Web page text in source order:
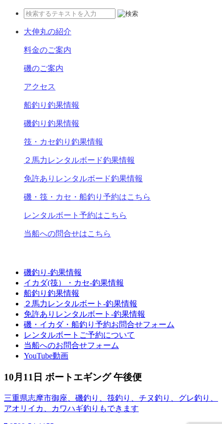
大伸丸の紹介
料金のご案内
磯のご案内
アクセス
船釣り釣果情報
磯釣り釣果情報
筏・カセ釣り釣果情報
２馬力レンタルボード釣果情報
免許ありレンタルボード釣果情報
磯・筏・カセ・船釣り予約はこちら
レンタルボート予約はこちら
当船への問合せはこちら
磯釣り-釣果情報
イカダ(筏）・カセ-釣果情報
船釣り釣果情報
２馬力レンタルボート-釣果情報
免許ありレンタルボート-釣果情報
磯・イカダ・船釣り予約お問合せフォーム
レンタルボートご予約について
当船へのお問合せフォーム
YouTube動画
10月11日 ボートエギング 午後便
三重県志摩市御座、磯釣り、筏釣り、チヌ釣り、グレ釣り、
アオリイカ、カワハギ釣りもできます